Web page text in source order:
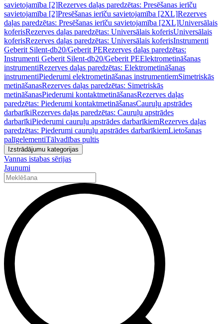
savietojamība [2]Rezerves daļas paredzētas: Presēšanas ierīču
savietojamība [2]Presēšanas ierīču savietojamība [2XL]Rezerves
daļas paredzētas: Presēšanas ierīču savietojamība [2XL]Universālais
koferisRezerves daļas paredzētas: Universālais koferisUniversālais
koferisRezerves daļas paredzētas: Universālais koferisInstrumenti
Geberit Silent-db20/Geberit PERezerves daļas paredzētas:
Instrumenti Geberit Silent-db20/Geberit PEElektrometināšanas
instrumentiRezerves daļas paredzētas: Elektrometināšanas
instrumentiPiederumi elektrometināšanas instrumentiemSimetriskās
metināšanasRezerves daļas paredzētas: Simetriskās
metināšanasPiederumi kontaktmetināšanasRezerves daļas
paredzētas: Piederumi kontaktmetināšanasCauruļu apstrādes
darbarīkiRezerves daļas paredzētas: Cauruļu apstrādes
darbarīkiPiederumi cauruļu apstrādes darbarīkiemRezerves daļas
paredzētas: Piederumi cauruļu apstrādes darbarīkiemLietošanas
palīgelementiTālvadības pultis
Izstrādājumu kategorijas
Vannas istabas sērijas
Jaunumi